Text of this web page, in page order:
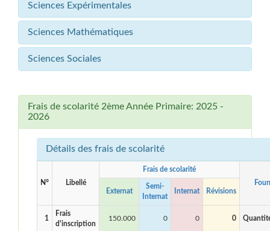
Sciences Expérimentales
Sciences Mathématiques
Sciences Sociales
Frais de scolarité 2ème Année Primaire: 2025 -
2026
Détails des frais de scolarité
N° Libellé
Frais de scolarité
Externat
Semi-
Internat
Internat Révisions
1
Frais
d'inscription
150.000 0 0 0